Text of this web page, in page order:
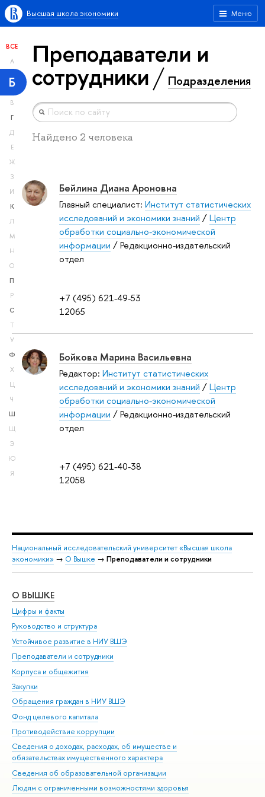
Меню
Высшая школа экономики
ВСЕ
А
Б
В
Г
Д
Е
Ж
З
И
К
Л
М
Н
О
П
Р
С
Т
У
Ф
Х
Ц
Ч
Ш
Щ
Э
Ю
Я
Преподаватели и
сотрудники Подразделения
Найдено 2 человека
+7 (495) 621-49-53
12065
Бейлина Диана Ароновна
Главный специалист: Институт статистических
исследований и экономики знаний /Центр
обработки социально-экономической
информации / Редакционно-издательский
отдел
+7 (495) 621-40-38
12058
Бойкова Марина Васильевна
Редактор: Институт статистических
исследований и экономики знаний /Центр
обработки социально-экономической
информации / Редакционно-издательский
отдел
Национальный исследовательский университет «Высшая школа
экономики» → О Вышке → Преподаватели и сотрудники
О ВЫШКЕ
Цифры и факты
Руководство и структура
Устойчивое развитие в НИУ ВШЭ
Преподаватели и сотрудники
Корпуса и общежития
Закупки
Обращения граждан в НИУ ВШЭ
Фонд целевого капитала
Противодействие коррупции
Сведения о доходах, расходах, об имуществе и
обязательствах имущественного характера
Сведения об образовательной организации
Людям с ограниченными возможностями здоровья